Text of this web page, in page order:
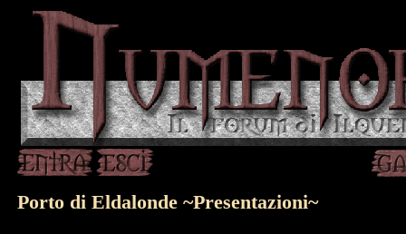
Porto di Eldalonde ~Presentazioni~